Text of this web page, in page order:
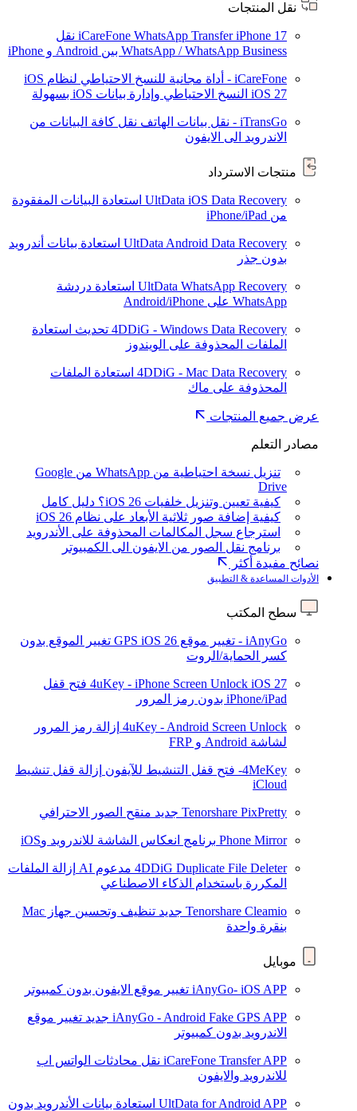
نقل المنتجات
iCareFone WhatsApp TransferiPhone 17
نقل
WhatsApp / WhatsApp Business بين Android و iPhone
iCareFone - أداة مجانية للنسخ الاحتياطي لنظام iOS
iOS 27 النسخ الاحتياطي وإدارة بيانات iOS بسهولة
iTransGo - نقل بيانات الهاتف
نقل كافة البيانات من
الاندرويد الى الايفون
منتجات الاسترداد
UltData iOS Data Recovery استعادة البيانات المفقودة
من iPhone/iPad
UltData Android Data Recovery استعادة بيانات أندرويد
بدون جذر
UltData WhatsApp Recovery استعادة دردشة
WhatsApp على Android/iPhone
4DDiG - Windows Data Recovery تحديث استعادة
الملفات المحذوفة على الويندوز
4DDiG - Mac Data Recovery استعادة الملفات
المحذوفة على ماك
عرض جميع المنتجات
مصادر التعلم
تنزيل نسخة احتياطية من WhatsApp من Google
Drive
كيفية تعيين وتنزيل خلفيات iOS 26؟ دليل كامل
كيفية إضافة صور ثلاثية الأبعاد على نظام iOS 26
استرجاع سجل المكالمات المحذوفة على الأندرويد
برنامج نقل الصور من الايفون الى الكمبيوتر
نصائح مفيدة أكثر
الأدوات المساعدة & التطبيق
سطح المكتب
iAnyGo - تغيير موقع GPS iOS 26
تغيير الموقع بدون
كسر الحماية/الروت
4uKey - iPhone Screen Unlock iOS 27
فتح قفل
iPhone/iPad بدون رمز المرور
4uKey - Android Screen Unlock إزالة رمز المرور
لشاشة Android و FRP
4MeKey- فتح قفل التنشيط للآيفون
إزالة قفل تنشيط
iCloud
Tenorshare PixPretty جديد منقح الصور الاحترافي
Phone Mirror برنامج انعكاس الشاشة للاندرويد وiOS
4DDiG Duplicate File Deleter مدعوم AI
إزالة الملفات
المكررة باستخدام الذكاء الاصطناعي
Tenorshare Cleamio جديد
تنظيف وتحسين جهاز Mac
بنقرة واحدة
موبايل
iAnyGo- iOS APP تغيير موقع الايفون بدون كمبيوتر
iAnyGo - Android Fake GPS APP جديد تغيير موقع
الاندرويد بدون كمبيوتر
iCareFone Transfer APP نقل محادثات الواتس اب
للاندرويد والايفون
UltData for Android APP استعادة بيانات الأندرويد بدون